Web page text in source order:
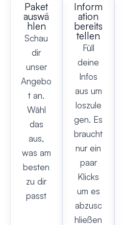
Paket
auswä
hlen
Schau
dir
unser
Angebo
t an.
Wähl
das
aus,
was am
besten
zu dir
passt
Inform
ation
bereits
tellen
Füll
deine
Infos
aus um
loszule
gen. Es
braucht
nur ein
paar
Klicks
um es
abzusc
hließen